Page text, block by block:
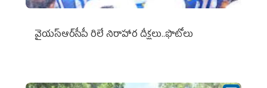
వైయ‌స్ఆర్‌సీపీ రిలే నిరాహార దీక్షలు..ఫొటోలు